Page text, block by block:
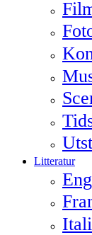
Litteratur